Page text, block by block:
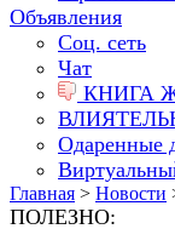
Объявления
Соц. сеть
Чат
КНИГА
Одаренные
Главная > Новости
ПОЛЕЗНО: